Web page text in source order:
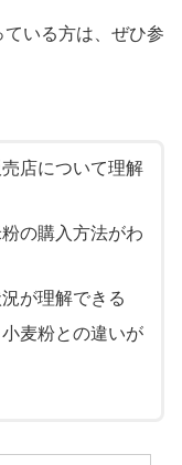
いる方は、ぜひ参
店について理解
の購入方法がわ
が理解できる
麦粉との違いが